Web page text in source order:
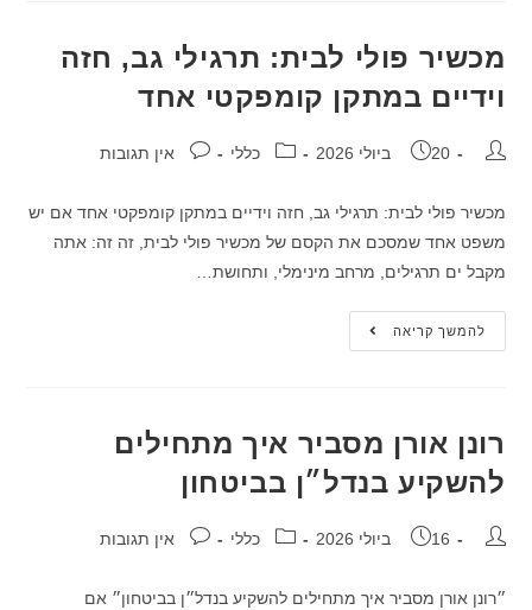
מכשיר פולי לבית: תרגילי גב, חזה
וידיים במתקן קומפקטי אחד
20 ביולי 2026 כללי אין תגובות
מכשיר פולי לבית: תרגילי גב, חזה וידיים במתקן קומפקטי אחד אם יש
משפט אחד שמסכם את הקסם של מכשיר פולי לבית, זה זה: אתה
מקבל ים תרגילים, מרחב מינימלי, ותחושת…
להמשך קריאה
רונן אורן מסביר איך מתחילים
להשקיע בנדל״ן בביטחון
16 ביולי 2026 כללי אין תגובות
״רונן אורן מסביר איך מתחילים להשקיע בנדל״ן בביטחון״ אם